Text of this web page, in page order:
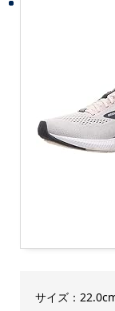
サイズ：